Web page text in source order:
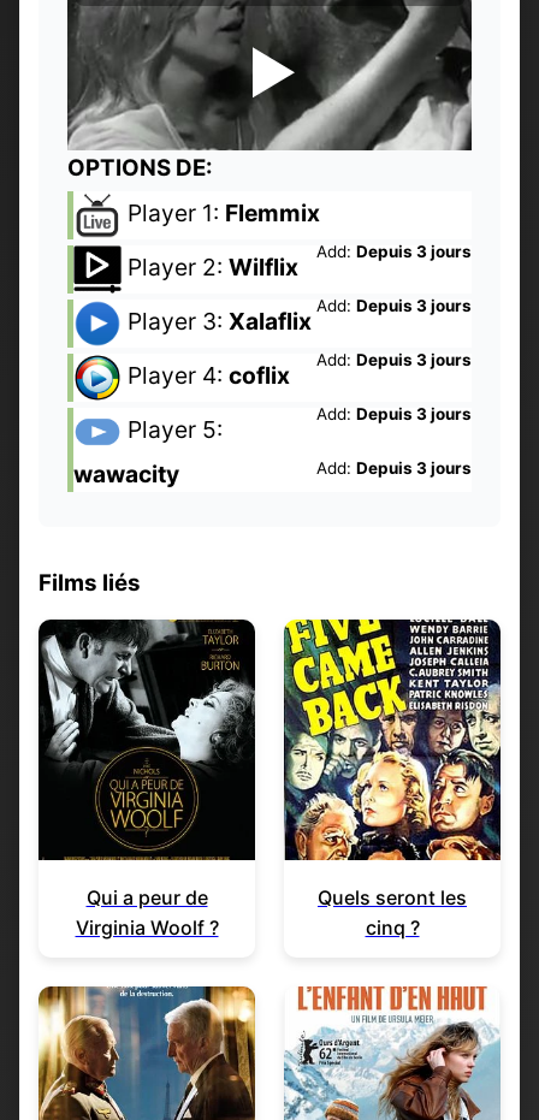
OPTIONS DE:
Player 1: Flemmix
Add: Depuis 3 jours
Player 2: Wilflix
Add: Depuis 3 jours
Player 3: Xalaflix
Add: Depuis 3 jours
Player 4: coflix
Add: Depuis 3 jours
Player 5:
wawacity
Add: Depuis 3 jours
Films liés
Qui a peur de
Virginia Woolf ?
Quels seront les
cinq ?